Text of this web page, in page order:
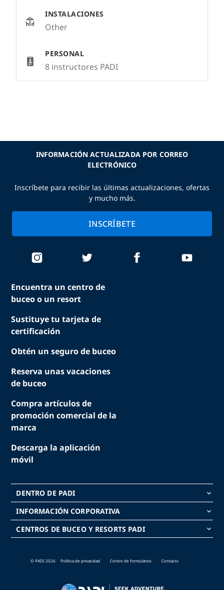
INSTALACIONES
Other
PERSONAL
8 instructores PADI
Encuentra un centro de
buceo o un resort
Sustituye tu tarjeta de
certificación
Obtén un seguro de buceo
Reserva unas vacaciones
de buceo
Compra artículos de
promoción comercial de la
marca
Descarga la aplicación
móvil
DENTRO DE PADI keyboard_arrow_down
INFORMACIÓN CORPORATIVA keyboard_arrow_down
CENTROS DE BUCEO Y RESORTS PADI keyboard_arrow_down
INFORMACIÓN ACTUALIZADA POR CORREO
ELECTRÓNICO
Inscríbete para recibir las últimas actualizaciones, ofertas
y mucho más.
INSCRÍBETE
© PADI 2026 Política de privacidad Centro de formularios Contacto